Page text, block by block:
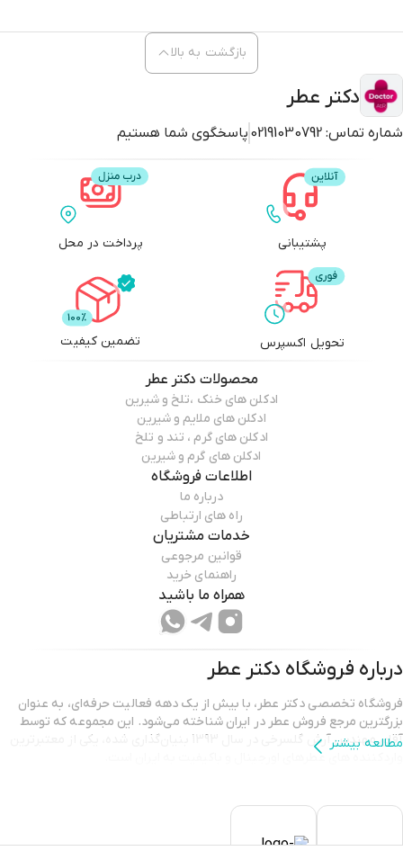
دکتر عطر
شماره تماس: 02191030792 پاسخگوی شما هستیم
بازگشت به بالا
پشتیبانی پرداخت در محل
تحویل اکسپرس تضمین کیفیت
محصولات دکتر عطر
ادکلن های خنک ،تلخ و شیرین
ادکلن های ملایم و شیرین
ادکلن های گرم ، تند و تلخ
ادکلن های گرم و شیرین
اطلاعات فروشگاه
درباره ما
راه های ارتباطی
خدمات مشتریان
قوانین مرجوعی
راهنمای خرید
همراه ما باشید
درباره فروشگاه دکتر عطر
فروشگاه تخصصی دکتر عطر، با بیش از یک دهه فعالیت حرفه‌ای، به عنوان
بزرگترین مرجع فروش عطر در ایران شناخته می‌شود. این مجموعه که توسط
آقای مهندس آرش گلسرخی در سال 1393 بنیان‌گذاری شده، یکی از معتبرترین
واردکننده های عطرهای اورجینال و باکیفیت به ایران است.
را در اولویت قرار داده است.
مطالعه بیشتر